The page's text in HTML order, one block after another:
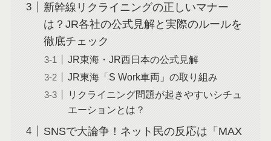
新幹線リクライニングの正しいマナー
は？JR各社の公式見解と実際のルールを
徹底チェック
JR東海・JR西日本の公式見解
JR東海「S Work車両」の取り組み
リクライニング問題が起きやすいシチュ
エーションとは？
SNSで大論争！ネット民の反応は「MAX